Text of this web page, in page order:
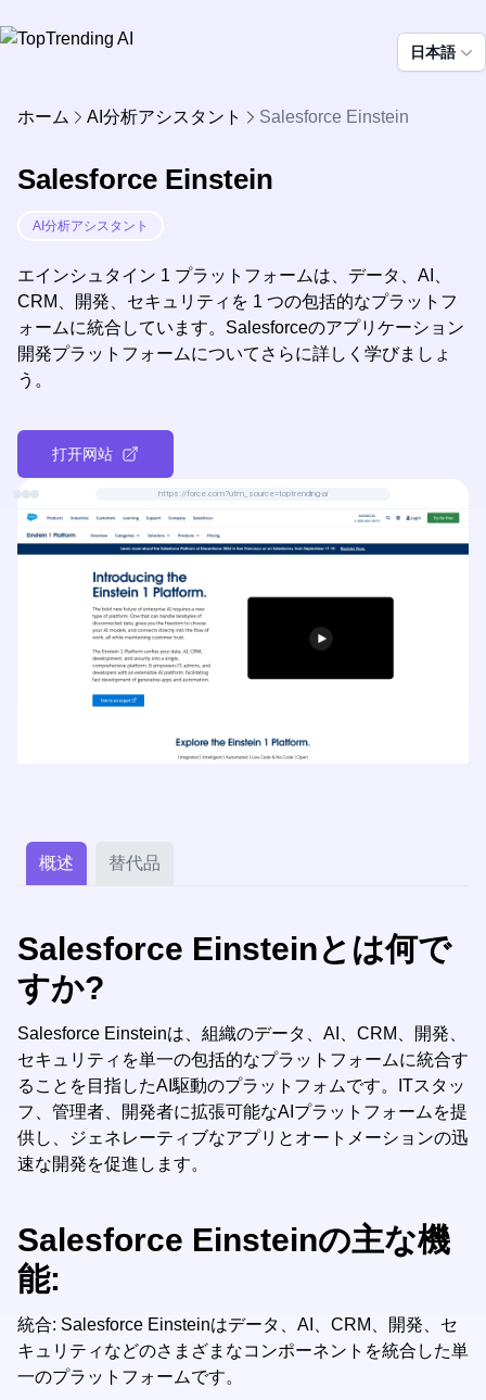
日本語
ホーム AI分析アシスタント Salesforce Einstein
Salesforce Einstein
AI分析アシスタント
エインシュタイン 1 プラットフォームは、データ、AI、
CRM、開発、セキュリティを 1 つの包括的なプラットフ
ォームに統合しています。Salesforceのアプリケーション
開発プラットフォームについてさらに詳しく学びましょ
う。
打开网站
https://force.com?utm_source=toptrending-ai
概述 替代品
Salesforce Einsteinとは何で
すか?
Salesforce Einsteinは、組織のデータ、AI、CRM、開発、
セキュリティを単一の包括的なプラットフォームに統合す
ることを目指したAI駆動のプラットフォムです。ITスタッ
フ、管理者、開発者に拡張可能なAIプラットフォームを提
供し、ジェネレーティブなアプリとオートメーションの迅
速な開発を促進します。
Salesforce Einsteinの主な機
能:
統合: Salesforce Einsteinはデータ、AI、CRM、開発、セ
キュリティなどのさまざまなコンポーネントを統合した単
一のプラットフォームです。